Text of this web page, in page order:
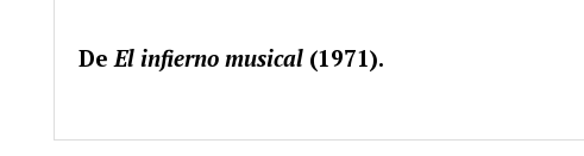
DeEl infierno musical (1971).